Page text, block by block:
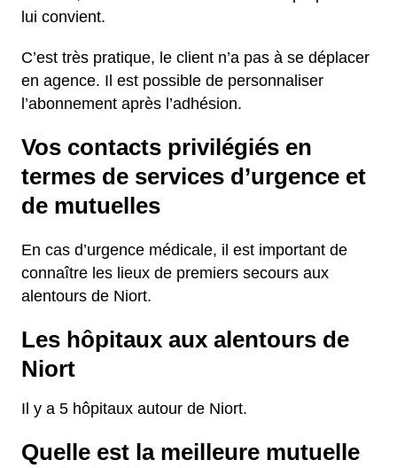
lui convient.
C’est très pratique, le client n’a pas à se déplacer
en agence. Il est possible de personnaliser
l’abonnement après l’adhésion.
Vos contacts privilégiés en
termes de services d’urgence et
de mutuelles
En cas d’urgence médicale, il est important de
connaître les lieux de premiers secours aux
alentours de Niort.
Les hôpitaux aux alentours de
Niort
Il y a 5 hôpitaux autour de Niort.
Quelle est la meilleure mutuelle